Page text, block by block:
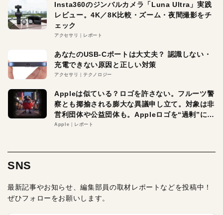
Insta360のジンバルカメラ「Luna Ultra」実践
レビュー。4K／8K比較・ズーム・夜間撮影をチ
ェック
アクセサリ レポート
あなたのUSB-Cポートは大丈夫？ 認識しない・
充電できない原因と正しい対策
アクセサリ テクノロジー
Appleは似ている？ロゴを許さない。フルーツ警
察とも揶揄される膨大な異議申し立て。対象は非
営利団体や公益団体も。Appleロゴを“過剰”に守
る理由とは
Apple レポート
SNS
最新記事やお知らせ、編集部員の取材レポートなどを投稿中！
ぜひフォローをお願いします。